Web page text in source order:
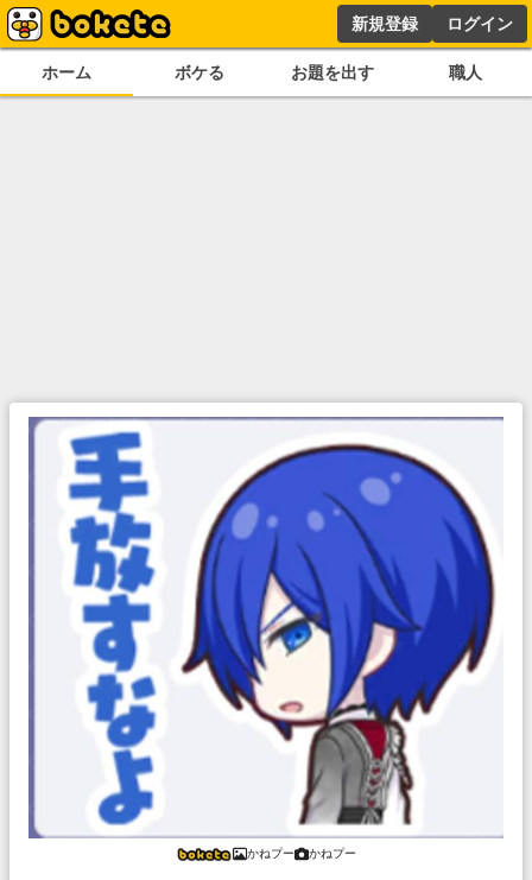
新規登録 ログイン
ホーム ボケる お題を出す 職人
かねプー かねプー